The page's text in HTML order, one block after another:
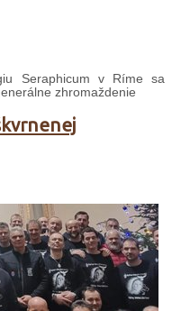
Seraphicum v Ríme sa
zhromaždenie